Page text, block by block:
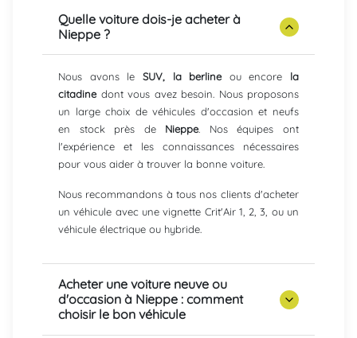
Quelle voiture dois-je acheter à
Nieppe ?
Nous avons le SUV, la berline ou encore la
citadinedont vous avez besoin. Nous proposons
un large choix de véhicules d'occasion et neufs
en stock près de Nieppe. Nos équipes ont
l'expérience et les connaissances nécessaires
pour vous aider à trouver la bonne voiture.
Nous recommandons à tous nos clients d'acheter
un véhicule avec une vignette Crit'Air 1, 2, 3, ou un
véhicule électrique ou hybride.
Acheter une voiture neuve ou
d'occasion à Nieppe : comment
choisir le bon véhicule